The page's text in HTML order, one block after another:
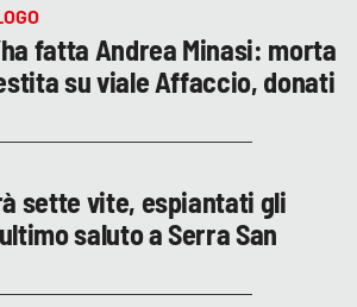
fatta Andrea Minasi: morta
su viale Affaccio, donati
sette vite, espiantati gli
saluto a Serra San